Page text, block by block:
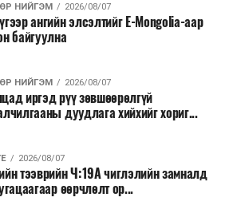
НИЙГЭМ 2026/08/07
ангийн элсэлтийг E-Mongolia-аар
байгуулна
НИЙГЭМ 2026/08/07
иргэд рүү зөвшөөрөлгүй
дуудлага хийхийг хориг...
2026/08/07
тээврийн Ч:19А чиглэлийн замналд
өөрчлөлт ор...